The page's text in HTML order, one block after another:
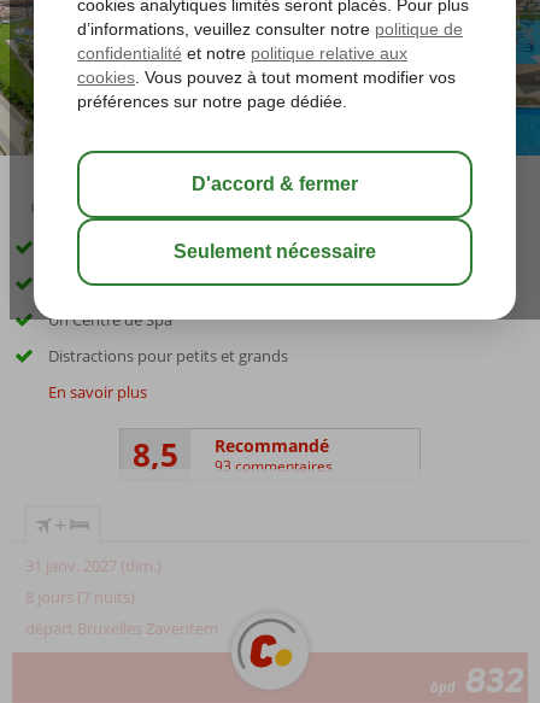
04:50 sauver
Nouvel hôtel directement sur la plage
Plusieurs piscines et parcs aquatiques
Un Centre de Spa
Distractions pour petits et grands
En savoir plus
8,5 Recommandé
93 commentaires
+
31 janv. 2027 (dim.)
8 jours (7 nuits)
départ Bruxelles Zaventem
àpd 832